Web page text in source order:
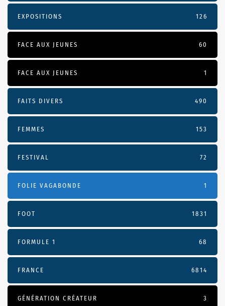
EXPOSITIONS 126
FACE AUX JEUNES 60
FACE AUX JEUNES 1
FAITS DIVERS 490
FEMMES 153
FESTIVAL 72
FOLIE VAGABONDE 1
FOOT 1831
FORMULE 1 68
FRANCE 6814
GÉNÉRATION CRÉATEUR 3